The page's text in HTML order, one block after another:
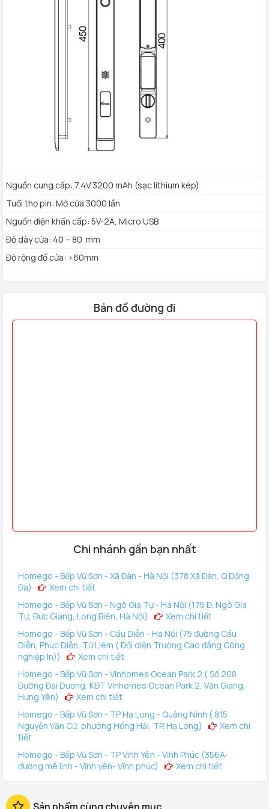
Thẻ từ theo máy: 2
Cơ chế đóng mở: Động cơ DC siêu nhỏ
Nhiệt độ làm việc: -20°C -60°C
Độ ẩm tương đối: 15% -95%
Màu hoàn thiện: Xám
Bảo hành: 3 năm
Nguồn cung cấp: 7.4V 3200 mAh (sạc lithium kép)
Tuổi thọ pin: Mở cửa 3000 lần
Nguồn điện khẩn cấp: 5V-2A, Micro USB
Độ dày cửa: 40 – 80 mm
Độ rộng đố cửa: >60mm
Bản đồ đường đi
Chi nhánh gần bạn nhất
Homego - Bếp Vũ Sơn - Xã Đàn - Hà Nội (378 Xã Đàn, Q Đống
Đa)
Xem chi tiết
Homego - Bếp Vũ Sơn - Ngô Gia Tự - Hà Nội (175 Đ. Ngô Gia
Tự, Đức Giang, Long Biên, Hà Nội)
Xem chi tiết
Homego - Bếp Vũ Sơn - Cầu Diễn - Hà Nội (75 đường Cầu
Diễn, Phúc Diễn, Từ Liêm ( Đối diện Trường Cao đẳng Công
nghiệp In))
Xem chi tiết
Homego - Bếp Vũ Sơn - Vinhomes Ocean Park 2 ( Số 208
Đường Đại Dương, KĐT Vinhomes Ocean Park 2, Văn Giang,
Hưng Yên)
Xem chi tiết
Homego - Bếp Vũ Sơn - TP Hạ Long - Quảng Ninh ( 815
Nguyễn Văn Cừ, phường Hồng Hải, TP. Hạ Long)
Xem chi
tiết
Homego - Bếp Vũ Sơn - TP Vĩnh Yên - Vĩnh Phúc (356A-
đường mê linh - Vĩnh yên- Vĩnh phúc)
Xem chi tiết
- Vinhomes Ocean Park 3, Văn Giang, Hưng Yên)
chi tiếtSản phẩm cùng chuyên mục